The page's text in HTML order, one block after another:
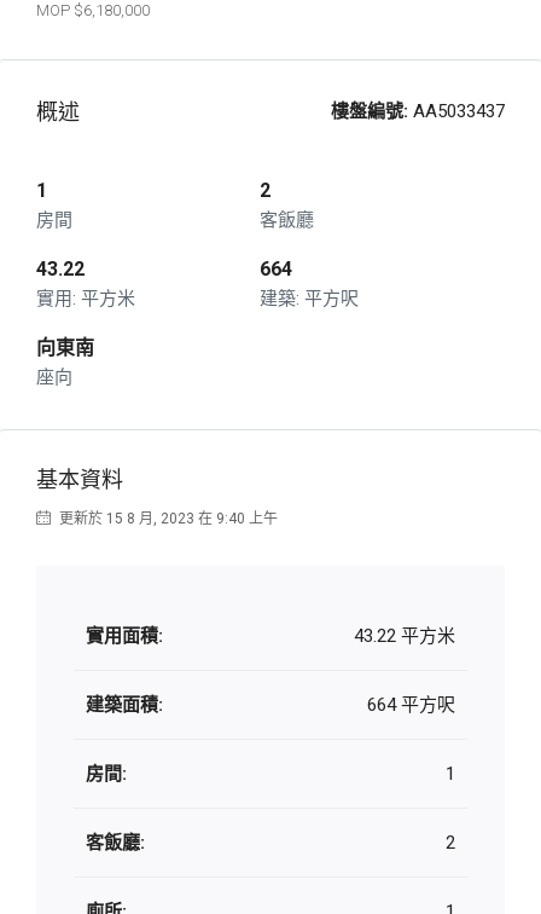
$6,180,000
概述 樓盤編號: AA5033437
1
房間
2
客飯廳
43.22
平方米
664
平方呎
向東南
座向
基本資料
更新於 15 8 月, 2023 在 9:40 上午
實用面積: 43.22 平方米
建築面積: 664 平方呎
房間: 1
客飯廳: 2